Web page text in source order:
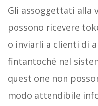
Gli assoggettati alla
possono ricevere
o inviarli a clienti di
fintantoché nel
questione non
modo attendibile